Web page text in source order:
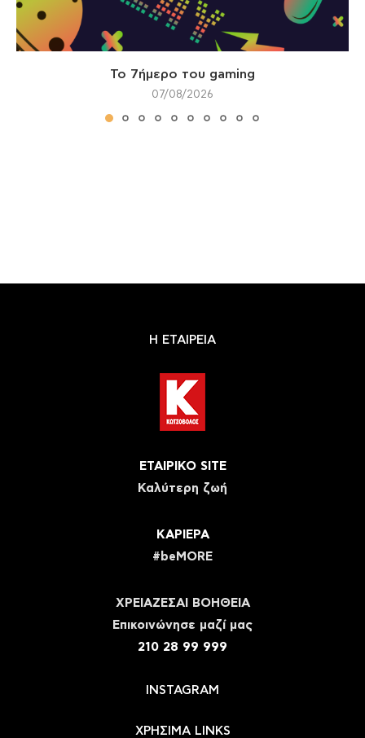
Το 7ήμερο του gaming
07/08/2026
Η ΕΤΑΙΡΕΙΑ
ΕΤΑΙΡΙΚΟ SITE
Καλύτερη ζωή
ΚΑΡΙΕΡΑ
#beMORE
ΧΡΕΙΑΖΕΣΑΙ ΒΟΗΘΕΙΑ
Eπικοινώνησε μαζί μας
210 28 99 999
INSTAGRAM
ΧΡΗΣΙΜΑ LINKS